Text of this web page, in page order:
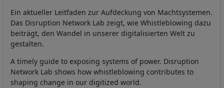
Ein aktueller Leitfaden zur Aufdeckung von Machtsystemen.
Das Disruption Network Lab zeigt, wie Whistleblowing dazu
beiträgt, den Wandel in unserer digitalisierten Welt zu
gestalten.
A timely guide to exposing systems of power. Disruption
Network Lab shows how whistleblowing contributes to
shaping change in our digitized world.